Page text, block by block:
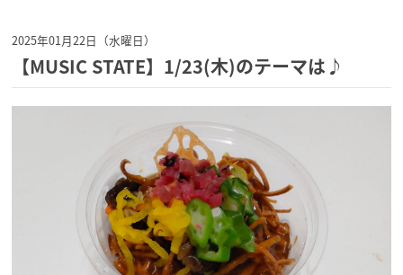
2025年01月22日（水曜日）
【MUSIC STATE】1/23(木)のテーマは♪